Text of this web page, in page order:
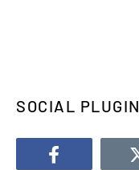
SOCIAL PLUGIN